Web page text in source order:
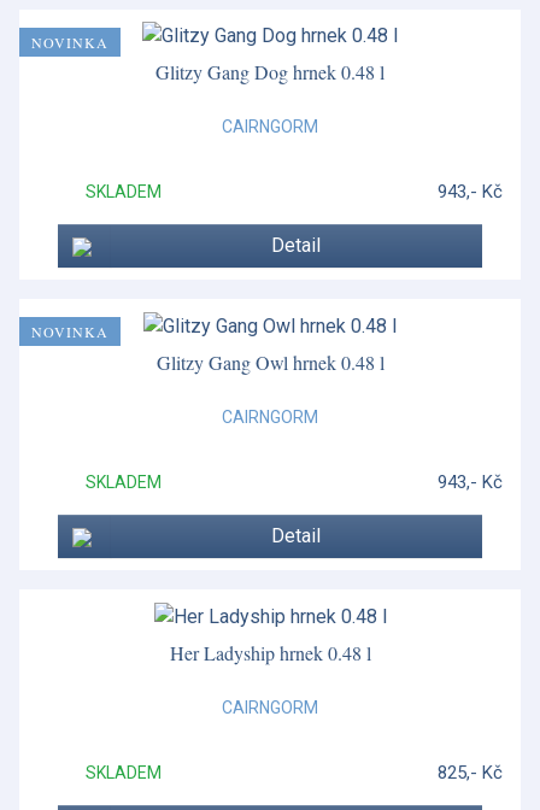
Glitzy Gang Dog hrnek 0.48 l
CAIRNGORM
SKLADEM 943,- Kč
Detail
NOVINKA
Glitzy Gang Owl hrnek 0.48 l
CAIRNGORM
SKLADEM 943,- Kč
Detail
NOVINKA
Her Ladyship hrnek 0.48 l
CAIRNGORM
SKLADEM 825,- Kč